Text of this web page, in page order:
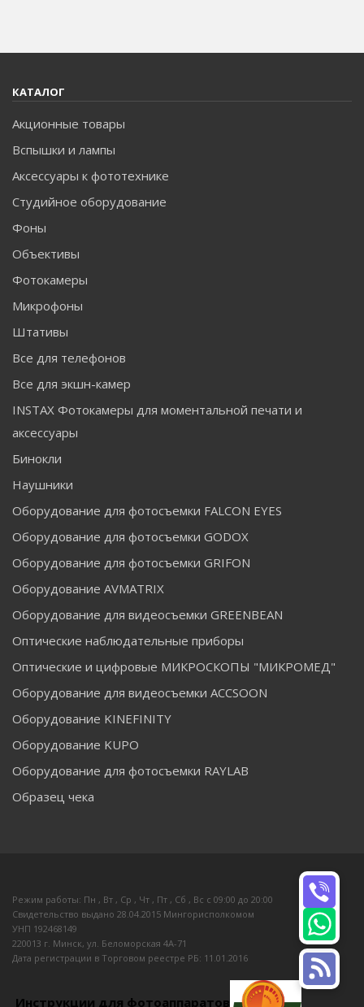
КАТАЛОГ
Акционные товары
Вспышки и лампы
Аксессуары к фототехнике
Студийное оборудование
Фоны
Объективы
Фотокамеры
Микрофоны
Штативы
Все для телефонов
Все для экшн-камер
INSTAX Фотокамеры для моментальной печати и
аксессуары
Бинокли
Наушники
Оборудование для фотосъемки FALCON EYES
Оборудование для фотосъемки GODOX
Оборудование для фотосъемки GRIFON
Оборудование AVMATRIX
Оборудование для видеосъемки GREENBEAN
Оптические наблюдательные приборы
Оптические и цифровые МИКРОСКОПЫ "МИКРОМЕД"
Оборудование для видеосъемки ACCSOON
Оборудование KINEFINITY
Оборудование KUPO
Оборудование для фотосъемки RAYLAB
Образец чека
Режим работы: Пн , Вт , Ср , Чт , Пт , Сб , Вс c 09:00 до 20:00
Свидетельство выдано 28.04.2015 Мингорисполкомом
УНП 192468149
220013 г. Минск, ул. Беломорская 4А-71
Дата регистрации в Торговом реестре РБ: 11.01.2016
Инструкции для фотоаппаратов